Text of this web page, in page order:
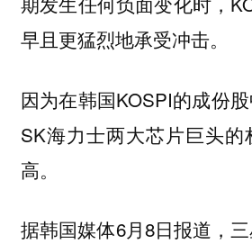
早且更猛烈地承受冲击。
因为在韩国KOSPI的成份
SK海力士两大芯片巨头的
高。
据韩国媒体6月8日报道，